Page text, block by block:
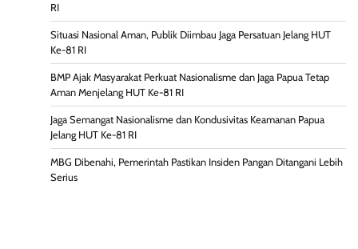
RI
Situasi Nasional Aman, Publik Diimbau Jaga Persatuan Jelang HUT
Ke-81 RI
BMP Ajak Masyarakat Perkuat Nasionalisme dan Jaga Papua Tetap
Aman Menjelang HUT Ke-81 RI
Jaga Semangat Nasionalisme dan Kondusivitas Keamanan Papua
Jelang HUT Ke-81 RI
MBG Dibenahi, Pemerintah Pastikan Insiden Pangan Ditangani Lebih
Serius